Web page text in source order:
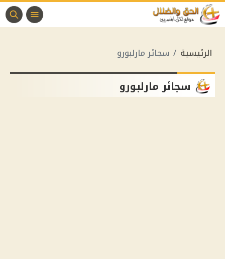
الرئيسية سجائر مارلبورو
سجائر مارلبورو